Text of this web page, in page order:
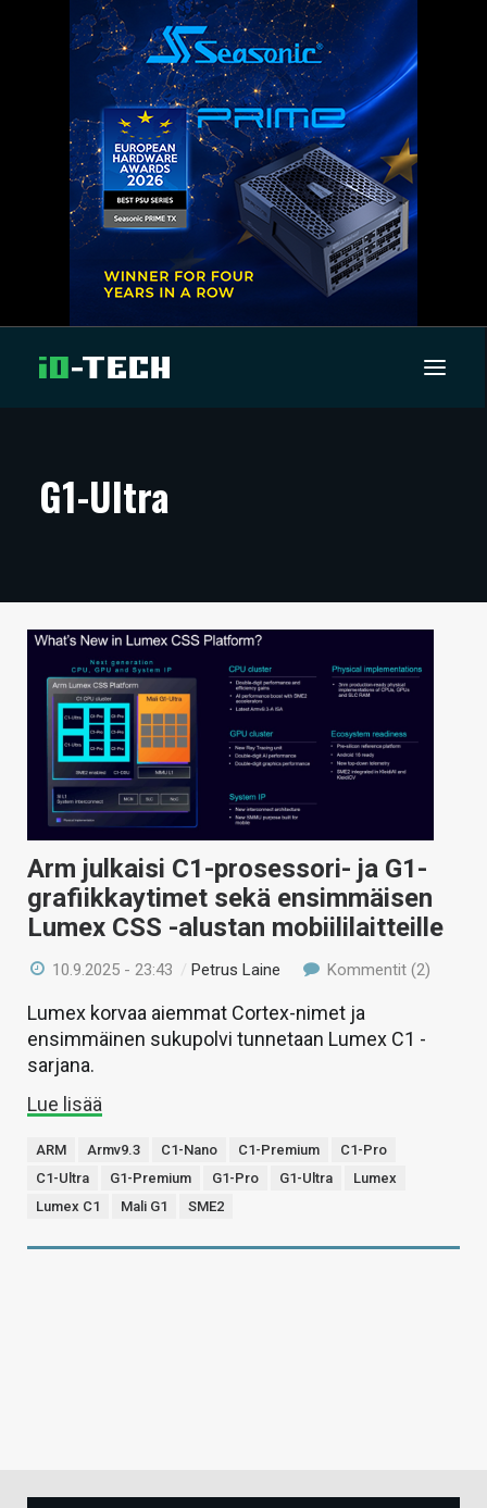
ARTIKKELIT
TECHBBS
TIETOA
HINTA.FI
KAUPPA
VAIHDA TEEMA
HAKU
G1-Ultra
Arm julkaisi C1-prosessori- ja G1-
grafiikkaytimet sekä ensimmäisen
Lumex CSS -alustan mobiililaitteille
10.9.2025 - 23:43 /Petrus Laine Kommentit (2)
Lumex korvaa aiemmat Cortex-nimet ja
ensimmäinen sukupolvi tunnetaan Lumex C1 -
sarjana.
Lue lisää
ARM Armv9.3 C1-Nano C1-Premium
C1-Pro
C1-Ultra
G1-Premium G1-Pro G1-Ultra
Lumex
Lumex C1
Mali G1 SME2